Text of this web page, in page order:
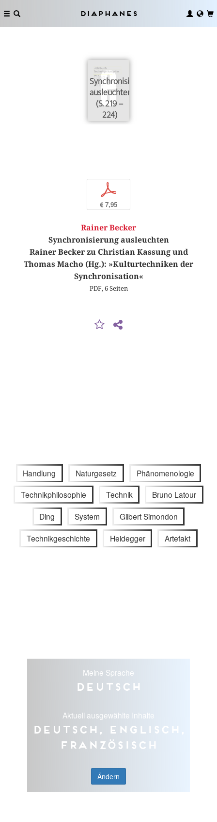
Diaphanes
Synchronisierung
ausleuchten
(S. 219 –
224)
p
€ 7,95
Rainer Becker
Synchronisierung ausleuchten
Rainer Becker zu Christian Kassung und
Thomas Macho (Hg.): »Kulturtechniken der
Synchronisation«
PDF, 6 Seiten
Handlung Naturgesetz Phänomenologie
Technikphilosophie Technik Bruno Latour
Ding System Gilbert Simondon
Technikgeschichte Heidegger Artefakt
Meine Sprache
Deutsch
Aktuell ausgewählte Inhalte
Deutsch, Englisch,
Französisch
Ändern